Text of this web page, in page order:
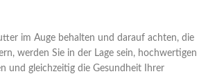
im Auge behalten und darauf achten, die
werden Sie in der Lage sein, hochwertigen
und gleichzeitig die Gesundheit Ihrer